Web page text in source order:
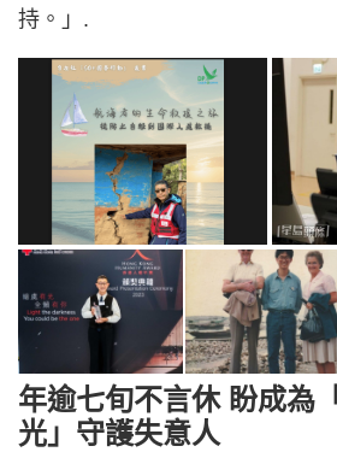
持。」.
年逾七旬不言休 盼成為
光」守護失意人